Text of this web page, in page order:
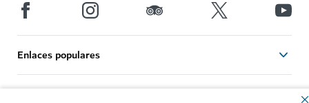
Enlaces populares